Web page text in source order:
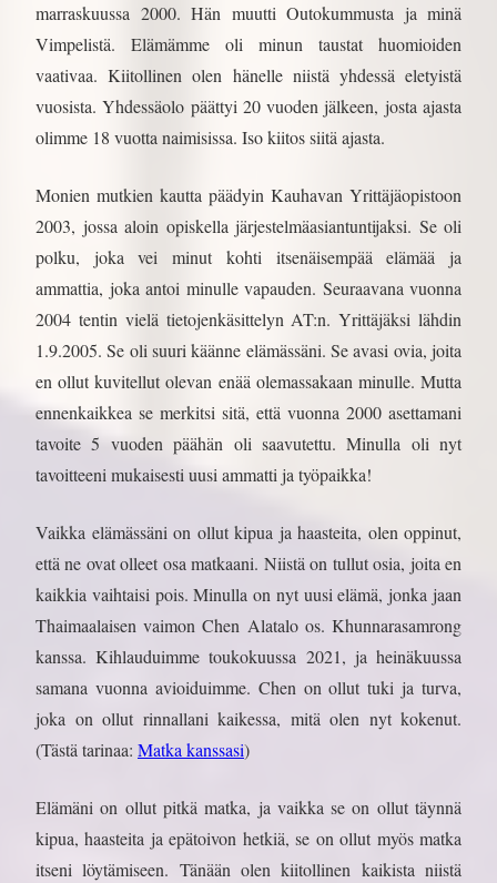
marraskuussa 2000. Hän muutti Outokummusta ja minä
Vimpelistä. Elämämme oli minun taustat huomioiden
vaativaa. Kiitollinen olen hänelle niistä yhdessä eletyistä
vuosista. Yhdessäolo päättyi 20 vuoden jälkeen, josta ajasta
olimme 18 vuotta naimisissa. Iso kiitos siitä ajasta.
Monien mutkien kautta päädyin Kauhavan Yrittäjäopistoon
2003, jossa aloin opiskella järjestelmäasiantuntijaksi. Se oli
polku, joka vei minut kohti itsenäisempää elämää ja
ammattia, joka antoi minulle vapauden. Seuraavana vuonna
2004 tentin vielä tietojenkäsittelyn AT:n. Yrittäjäksi lähdin
1.9.2005. Se oli suuri käänne elämässäni. Se avasi ovia, joita
en ollut kuvitellut olevan enää olemassakaan minulle. Mutta
ennenkaikkea se merkitsi sitä, että vuonna 2000 asettamani
tavoite 5 vuoden päähän oli saavutettu. Minulla oli nyt
tavoitteeni mukaisesti uusi ammatti ja työpaikka!
Vaikka elämässäni on ollut kipua ja haasteita, olen oppinut,
että ne ovat olleet osa matkaani. Niistä on tullut osia, joita en
kaikkia vaihtaisi pois. Minulla on nyt uusi elämä, jonka jaan
Thaimaalaisen vaimon Chen Alatalo os. Khunnarasamrong
kanssa. Kihlauduimme toukokuussa 2021, ja heinäkuussa
samana vuonna avioiduimme. Chen on ollut tuki ja turva,
joka on ollut rinnallani kaikessa, mitä olen nyt kokenut.
(Tästä tarinaa: Matka kanssasi)
Elämäni on ollut pitkä matka, ja vaikka se on ollut täynnä
kipua, haasteita ja epätoivon hetkiä, se on ollut myös matka
itseni löytämiseen. Tänään olen kiitollinen kaikista niistä